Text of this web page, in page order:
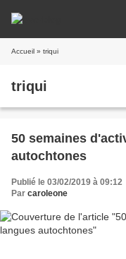
Accueil » triqui
triqui
50 semaines
autochtones
Publié le 03/02/2019 à 09:12
Par caroleone